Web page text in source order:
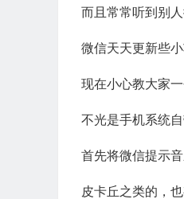
而且常常听到别
微信天天更新些
现在小心教大家
不光是手机系统
首先将微信提示
皮卡丘之类的，